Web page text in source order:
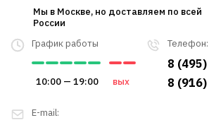
Телефон:
8
8
График работы
10:00 — 19:00 вых
E-mail:
Мы в Москве, но доставляем по всей
России